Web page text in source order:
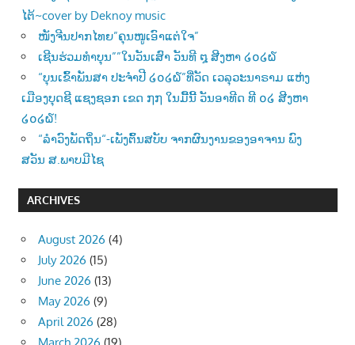
ໄຕ້~cover by Deknoy music
ໜັງຈີນປາກໄທຍ”ຄຸນໜູເອົາແຕ່ໃຈ”
ເຊີນຮ່ວມທຳບຸນ””ໃນວັນເສົາ ວັນທີ ໘ ສີງຫາ ໒໐໒໖
“ບຸນເຂົ້າພັນສາ ປະຈຳປີ ໒໐໒໖”ທີ່ວັດ ເວລຸວະນາຣາມ ແຫ່ງ
ເມືອງບຸດຊີ ແຊງຊອກ ເຂດ ໗໗ ໃນມື້ນີ້ ວັນອາທີດ ທີ ໐໒ ສີງຫາ
໒໐໒໖!
“ລຳວົງພັດຖິ່ນ“-ເພັງຕົ້ນສບັບ ຈາກຜົນງານຂອງອາຈານ ພົງ
ສວັນ ສ.ພາບມີໄຊ
ARCHIVES
August 2026 (4)
July 2026 (15)
June 2026 (13)
May 2026 (9)
April 2026 (28)